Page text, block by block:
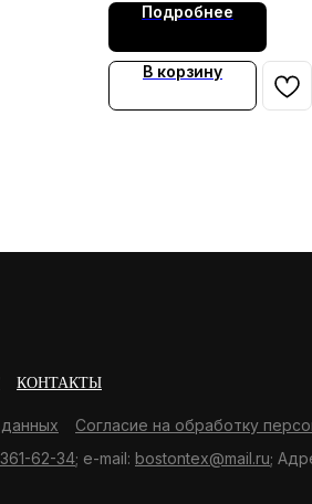
Подробнее
В корзину
КОНТАКТЫ
Согласие на обработку
62-34; e-mail: bostontex@mail.ru;